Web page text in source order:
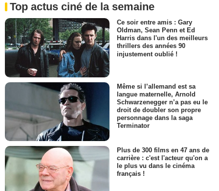
Top actus ciné de la semaine
Ce soir entre amis : Gary
Oldman, Sean Penn et Ed
Harris dans l'un des meilleurs
thrillers des années 90
injustement oublié !
Même si l’allemand est sa
langue maternelle, Arnold
Schwarzenegger n’a pas eu le
droit de doubler son propre
personnage dans la saga
Terminator
Plus de 300 films en 47 ans de
carrière : c'est l'acteur qu'on a
le plus vu dans le cinéma
français !